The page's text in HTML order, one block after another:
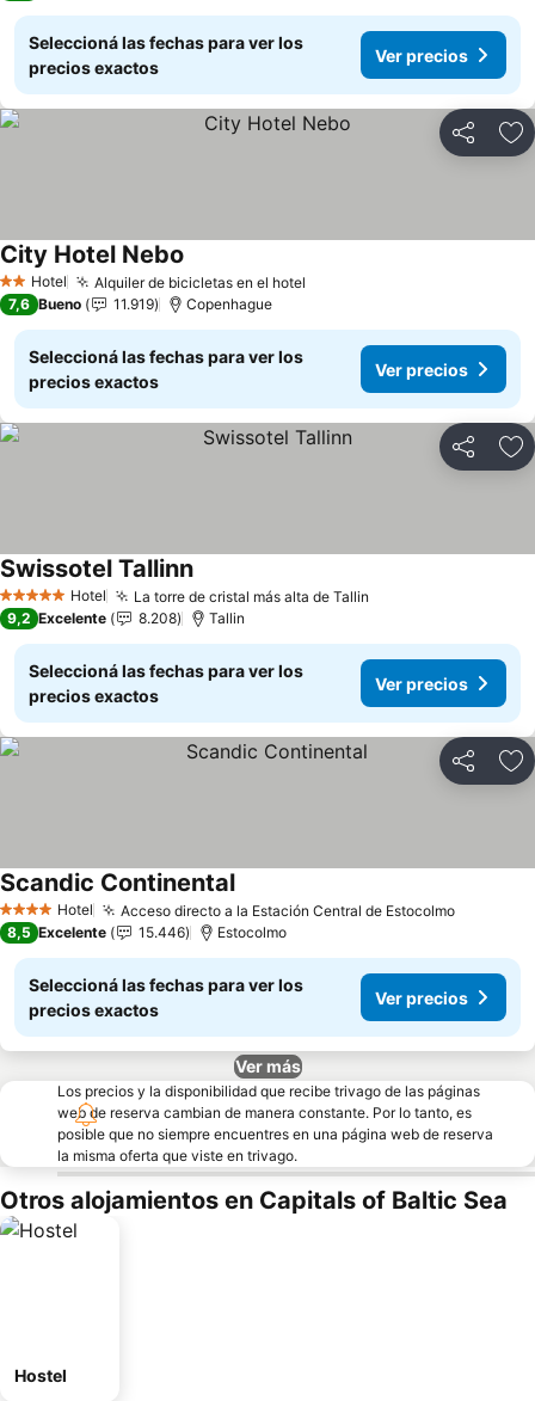
Seleccioná las fechas para ver los
precios exactos
Ver precios
Compartir
2 Estrellas
Hotel Alquiler de bicicletas en el hotel
City Hotel Nebo
7,6 Bueno 11.919 Copenhague
Seleccioná las fechas para ver los
precios exactos
Ver precios
Compartir
5 Estrellas Hotel La torre de cristal más alta de Tallin
Swissotel TallinnVer precios
9,2 Excelente 8.208 Tallin
Seleccioná las fechas para ver los
precios exactos
Ver precios
Compartir
4 EstrellasHotel Acceso directo a la Estación Central de EstocolmoVer
Scandic ContinentalVer precios
8,5 Excelente 15.446 Estocolmo
Seleccioná las fechas para ver los
precios exactos
Ver precios
Ver más
Los precios y la disponibilidad que recibe trivago de las páginas
web de reserva cambian de manera constante. Por lo tanto, es
posible que no siempre encuentres en una página web de reserva
la misma oferta que viste en trivago.
Otros alojamientos en Capitals of Baltic Sea
Hostel